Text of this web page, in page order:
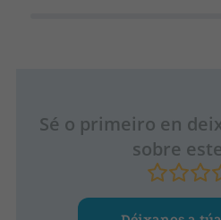
Sé o primeiro en
sobre